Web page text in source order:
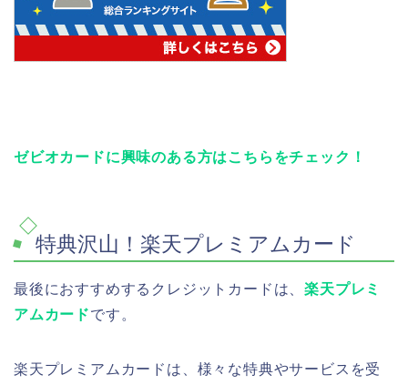
ゼビオカードに興味のある方はこちらをチェック！
特典沢山！楽天プレミアムカード
最後におすすめするクレジットカードは、楽天プレミ
アムカードです。
楽天プレミアムカードは、様々な特典やサービスを受